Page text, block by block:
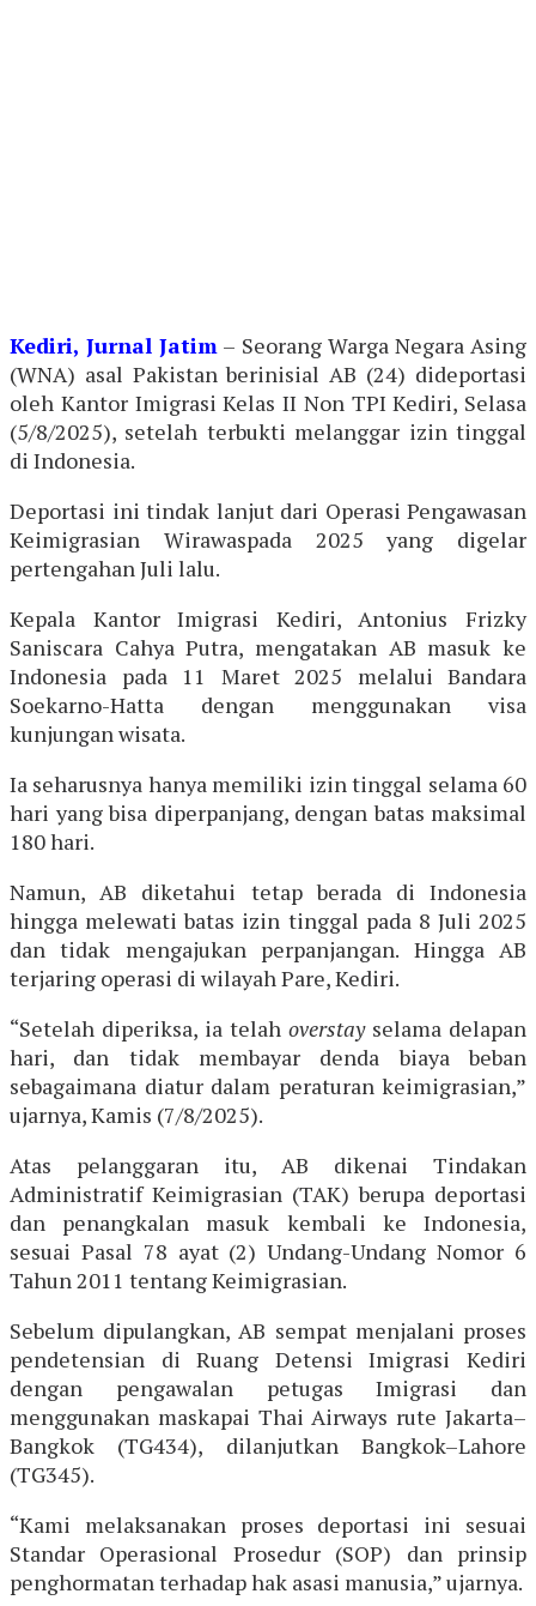
Kediri, Jurnal Jatim – Seorang Warga Negara Asing
(WNA) asal Pakistan berinisial AB (24) dideportasi
oleh Kantor Imigrasi Kelas II Non TPI Kediri, Selasa
(5/8/2025), setelah terbukti melanggar izin tinggal
di Indonesia.
Deportasi ini tindak lanjut dari Operasi Pengawasan
Keimigrasian Wirawaspada 2025 yang digelar
pertengahan Juli lalu.
Kepala Kantor Imigrasi Kediri, Antonius Frizky
Saniscara Cahya Putra, mengatakan AB masuk ke
Indonesia pada 11 Maret 2025 melalui Bandara
Soekarno-Hatta dengan menggunakan visa
kunjungan wisata.
Ia seharusnya hanya memiliki izin tinggal selama 60
hari yang bisa diperpanjang, dengan batas maksimal
180 hari.
Namun, AB diketahui tetap berada di Indonesia
hingga melewati batas izin tinggal pada 8 Juli 2025
dan tidak mengajukan perpanjangan. Hingga AB
terjaring operasi di wilayah Pare, Kediri.
“Setelah diperiksa, ia telah overstayselama delapan
hari, dan tidak membayar denda biaya beban
sebagaimana diatur dalam peraturan keimigrasian,”
ujarnya, Kamis (7/8/2025).
Atas pelanggaran itu, AB dikenai Tindakan
Administratif Keimigrasian (TAK) berupa deportasi
dan penangkalan masuk kembali ke Indonesia,
sesuai Pasal 78 ayat (2) Undang-Undang Nomor 6
Tahun 2011 tentang Keimigrasian.
Sebelum dipulangkan, AB sempat menjalani proses
pendetensian di Ruang Detensi Imigrasi Kediri
dengan pengawalan petugas Imigrasi dan
menggunakan maskapai Thai Airways rute Jakarta–
Bangkok (TG434), dilanjutkan Bangkok–Lahore
(TG345).
“Kami melaksanakan proses deportasi ini sesuai
Standar Operasional Prosedur (SOP) dan prinsip
penghormatan terhadap hak asasi manusia,” ujarnya.